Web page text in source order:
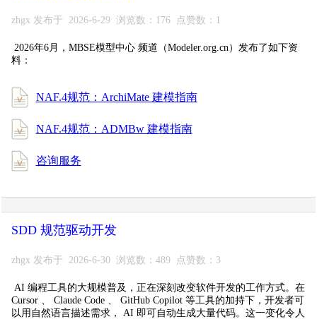
zhgx 发布于 2026-6-29 浏览数：176 点赞数：1
2026年6月，MBSE模型中心 频道（Modeler.org.cn）发布了如下资
料：
NAF.4规范：ArchiMate 建模指南
NAF.4规范：ADMBw 建模指南
咨询服务
SDD 规范驱动开发
zhgx 发布于 2026-6-30 浏览数：489 点赞数：3
AI 编程工具的大规模普及，正在深刻改变软件开发的工作方式。在
Cursor 、 Claude Code 、 GitHub Copilot 等工具的加持下，开发者可
以用自然语言描述需求， AI 即可自动生成大量代码。这一变化令人